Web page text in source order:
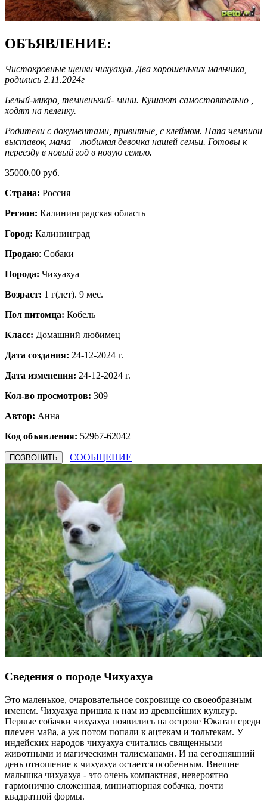
ОБЪЯВЛЕНИЕ:
Чистокровные щенки чихуахуа. Два хорошеньких мальчика,
родились 2.11.2024г
Белый-микро, темненький- мини. Кушают самостоятельно ,
ходят на пеленку.
Родители с документами, привитые, с клеймом. Папа чемпион
выставок, мама – любимая девочка нашей семьи. Готовы к
переезду в новый год в новую семью.
35000.00 руб.
Страна: Россия
Регион: Калининградская область
Город: Калининград
Продаю: Собаки
Порода: Чихуахуа
Возраст: 1 г(лет). 9 мес.
Пол питомца: Кобель
Класс: Домашний любимец
Дата создания: 24-12-2024 г.
Дата изменения: 24-12-2024 г.
Кол-во просмотров: 309
Автор: Анна
Код объявления: 52967-62042
ПОЗВОНИТЬ СООБЩЕНИЕ
Сведения о породе Чихуахуа
Это маленькое, очаровательное сокровище со своеобразным
именем. Чихуахуа пришла к нам из древнейших культур.
Первые собачки чихуахуа появились на острове Юкатан среди
племен майа, а уж потом попали к ацтекам и тольтекам. У
индейских народов чихуахуа считались священными
животными и магическими талисманами. И на сегодняшний
день отношение к чихуахуа остается особенным. Внешне
малышка чихуахуа - это очень компактная, невероятно
гармонично сложенная, миниатюрная собачка, почти
квадратной формы.